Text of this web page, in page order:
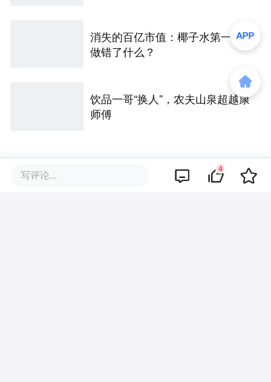
消失的百亿市值：椰子水第一股
做错了什么？
饮品一哥“换人”，农夫山泉超越康
师傅
评论区
写评论... 4